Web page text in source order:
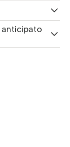
anticipato